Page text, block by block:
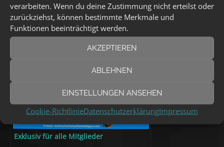
verarbeiten. Wenn du deine Zustimmung nicht erteilst oder
zurückziehst, können bestimmte Merkmale und
Funktionen beeinträchtigt werden.
AKZEPTIEREN
ABLEHNEN
EINSTELLUNGEN ANSEHEN
Cookie-RichtlinieDatenschutzerklärungImpressum
Jahresabschluss in Lübeck
Exklusiv für alle Mitglieder